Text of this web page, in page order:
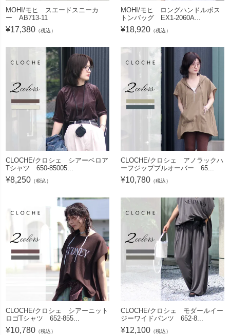
MOHI/モヒ スエードスニーカ
ー AB713-11
¥17,380 （税込）
MOHI/モヒ ロングハンドルボス
トンバッグ EX1-2060A...
¥18,920 （税込）
CLOCHE/クロシェ シアーベロア
Tシャツ 650-85005...
¥8,250 （税込）
CLOCHE/クロシェ アノラックハ
ーフジッププルオーバー 65...
¥10,780 （税込）
CLOCHE/クロシェ シアーニット
ロゴTシャツ 652-855...
¥10,780 （税込）
CLOCHE/クロシェ モダールイー
ジーワイドパンツ 652-8...
¥12,100 （税込）